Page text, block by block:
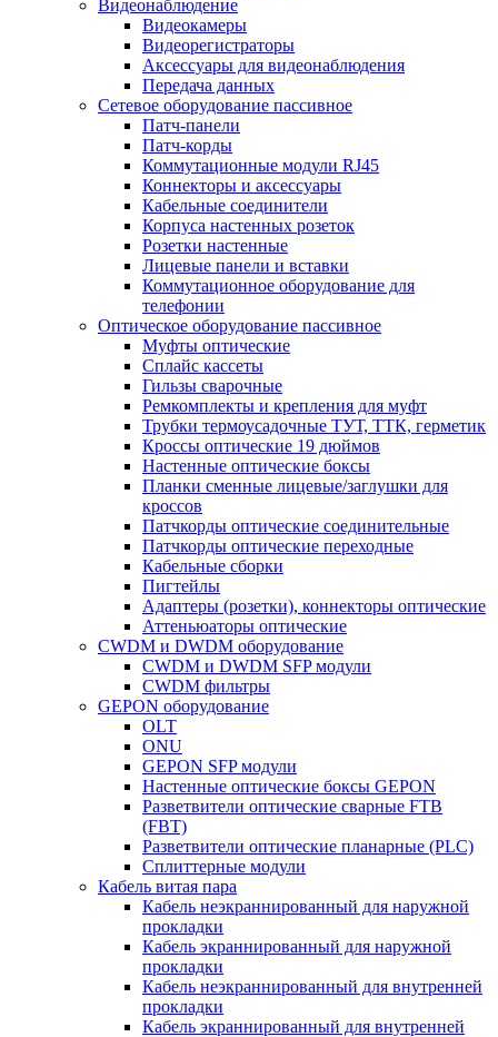
Видеонаблюдение
Видеокамеры
Видеорегистраторы
Аксессуары для видеонаблюдения
Передача данных
Сетевое оборудование пассивное
Патч-панели
Патч-корды
Коммутационные модули RJ45
Коннекторы и аксессуары
Кабельные соединители
Корпуса настенных розеток
Розетки настенные
Лицевые панели и вставки
Коммутационное оборудование для
телефонии
Оптическое оборудование пассивное
Муфты оптические
Сплайс кассеты
Гильзы сварочные
Ремкомплекты и крепления для муфт
Трубки термоусадочные ТУТ, ТТК, герметик
Кроссы оптические 19 дюймов
Настенные оптические боксы
Планки сменные лицевые/заглушки для
кроссов
Патчкорды оптические соединительные
Патчкорды оптические переходные
Кабельные сборки
Пигтейлы
Адаптеры (розетки), коннекторы оптические
Аттеньюаторы оптические
CWDM и DWDM оборудование
CWDM и DWDM SFP модули
CWDM фильтры
GEPON оборудование
OLT
ONU
GEPON SFP модули
Настенные оптические боксы GEPON
Разветвители оптические сварные FTB
(FBT)
Разветвители оптические планарные (PLC)
Сплиттерные модули
Кабель витая пара
Кабель неэкраннированный для наружной
прокладки
Кабель экраннированный для наружной
прокладки
Кабель неэкраннированный для внутренней
прокладки
Кабель экраннированный для внутренней